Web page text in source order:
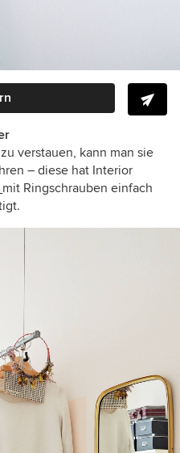
verstauen, kann man sie
– diese hat Interior
mit Ringschrauben einfach